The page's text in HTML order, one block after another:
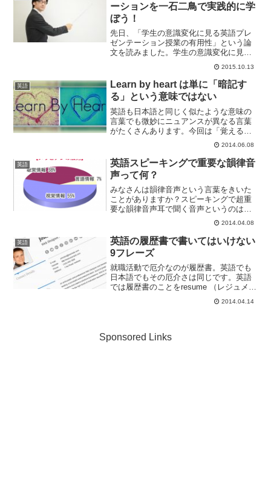
ーションを一石二鳥で実践的に学
ぼう！
先日、「学生の意識変化に見る英語プレ
ゼンテーション授業の有用性」という論
文を読みました。学生の意識変化に見る
英語プレゼンテーション授業の有用性こ
の論文は、2009年に発表されたもので、
東京経済大学で行われた英語プレゼンテ
ーション授業の取り組...
2015.10.13
英語
Learn by heart は単に「暗記す
る」という意味ではない
英語も日本語と同じく似たような意味の
言葉でも微妙にニュアンスが異なる言葉
がたくさんあります。今回は「覚える」
という動詞について、複数の英語での表
現を紹介します。英語で「覚える」とい
う意味の単語として、どのようなものが
思い浮かぶでしょうか。 ...
2014.06.08
英語
英語スピーキングで重要な韻律音
声って何？
みなさんは韻律音声という言葉をきいた
ことがありますか？スピーキングで超重
要な韻律音声耳で聞く音声というのは分
節音声（segmental sounds）と呼ばれる
母音や子音の音と、アクセントや声の高
さ、早さといった個々の音だけではカバ
ーできな...
2014.04.08
英語
英語の履歴書で書いてはいけない
9フレーズ
就職活動で厄介なのが履歴書。英語でも
日本語でもその厄介さは同じです。英語
では履歴書のことをresume （レジュメ）
と言いますが、採用担当者は日々何枚も
のレジュメに目を通す必要があります。
2014.04.14
Sponsored Links